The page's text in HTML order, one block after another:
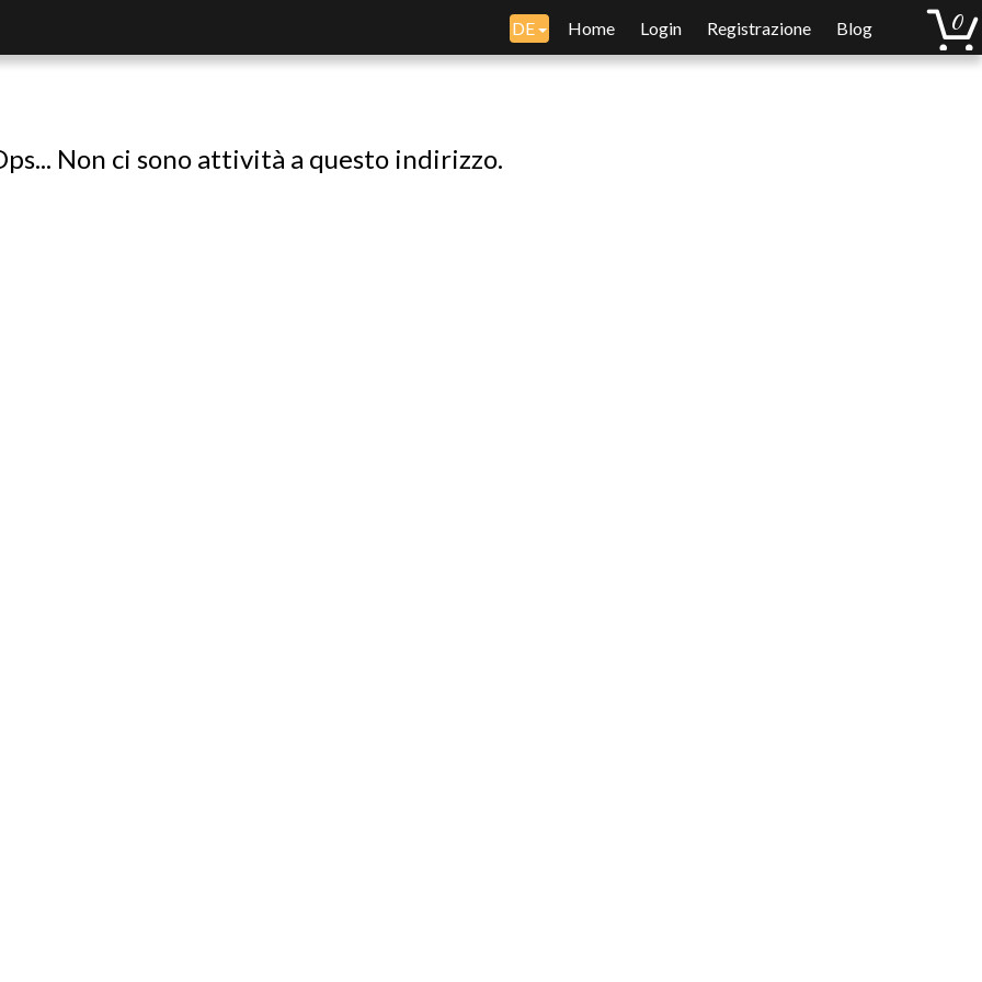
DE Home Login Registrazione Blog
Non ci sono attività a questo indirizzo.